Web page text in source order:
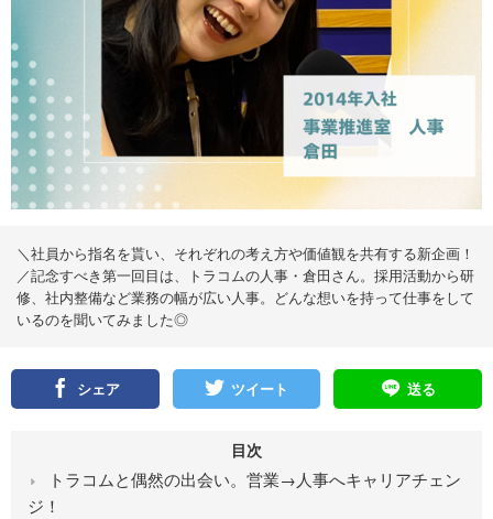
＼社員から指名を貰い、それぞれの考え方や価値観を共有する新企画！
／記念すべき第一回目は、トラコムの人事・倉田さん。採用活動から研
修、社内整備など業務の幅が広い人事。どんな想いを持って仕事をして
いるのを聞いてみました◎
シェア ツイート 送る
目次
トラコムと偶然の出会い。営業→人事へキャリアチェン
ジ！